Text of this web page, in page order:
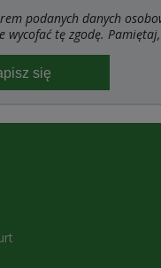
podanych danych
wycofać tę zgodę.
się